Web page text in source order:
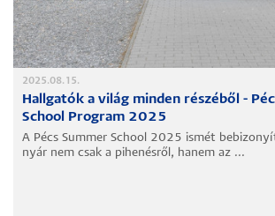
2025.08.15.
Hallgatók a világ minden részéből -
School Program 2025
A Pécs Summer School 2025 ismét
nyár nem csak a pihenésről, hanem az ...